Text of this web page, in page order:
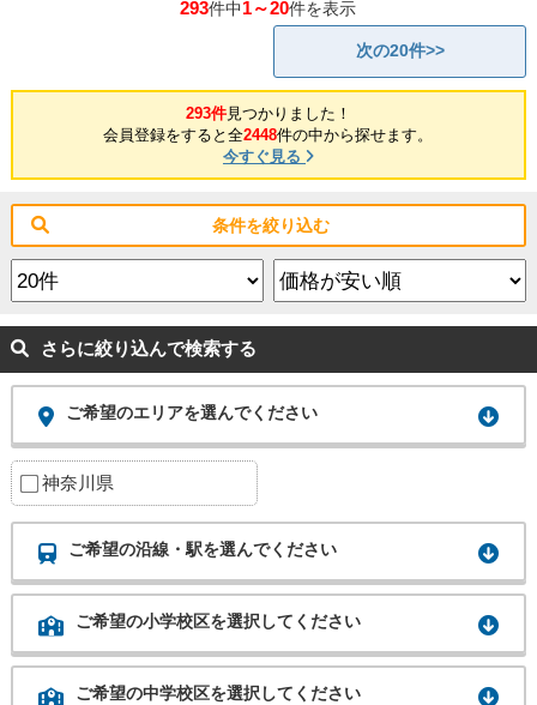
293件中1～20件を表示
次の20件>>
293件見つかりました！
会員登録をすると全2448件の中から探せます。
今すぐ見る
条件を絞り込む
さらに絞り込んで検索する
ご希望のエリアを選んでください
神奈川県
ご希望の沿線・駅を選んでください
ご希望の小学校区を選択してください
ご希望の中学校区を選択してください